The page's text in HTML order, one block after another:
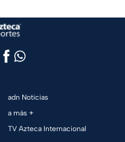
adn Noticias
a más +
TV Azteca Internacional